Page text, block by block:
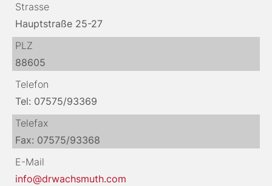
Strasse
Hauptstraße 25-27
PLZ
88605
Telefon
Tel: 07575/93369
Telefax
Fax: 07575/93368
E-Mail
info@drwachsmuth.com